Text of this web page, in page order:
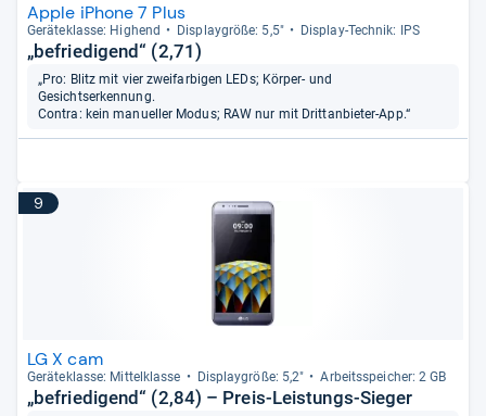
Apple iPhone 7 Plus
Gerä­te­klasse: Hig­hend Dis­play­größe: 5,5" Dis­play-​Tech­nik: IPS
„befriedigend“ (2,71)
„Pro: Blitz mit vier zweifarbigen LEDs; Körper- und
Gesichtserkennung.
Contra: kein manueller Modus; RAW nur mit Drittanbieter-App.“
9
LG X cam
Gerä­te­klasse: Mit­tel­klasse Dis­play­größe: 5,2" Arbeitsspei­cher: 2 GB
„befriedigend“ (2,84) – Preis-Leistungs-Sieger